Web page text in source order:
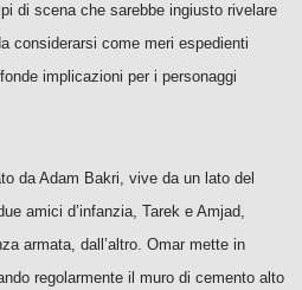
di scena che sarebbe ingiusto rivelare
considerarsi come meri espedienti
implicazioni per i personaggi
da Adam Bakri, vive da un lato del
amici d’infanzia, Tarek e Amjad,
armata, dall’altro. Omar mette in
regolarmente il muro di cemento alto